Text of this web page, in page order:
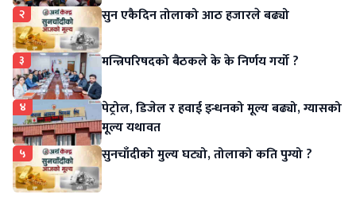
२ सुन एकैदिन तोलाको आठ हजारले बढ्यो
३ मन्त्रिपरिषदको बैठकले के के निर्णय गर्यो ?
४
पेट्रोल, डिजेल र हवाई इन्धनको मूल्य बढ्यो, ग्यासको
मूल्य यथावत
५ सुनचाँदीको मुल्य घट्यो, तोलाको कति पुग्यो ?